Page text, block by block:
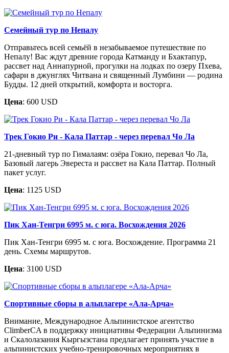
Семейный тур по Непалу
Отправьтесь всей семьёй в незабываемое путешествие по
Непалу! Вас ждут древние города Катманду и Бхактапур,
рассвет над Аннапурной, прогулки на лодках по озеру Пхева,
сафари в джунглях Читвана и священный Лумбини — родина
Будды. 12 дней открытий, комфорта и восторга.
Цена: 600 USD
Трек Гокио Ри - Кала Паттар - через перевал Чо Ла
21-дневный тур по Гималаям: озёра Гокио, перевал Чо Ла,
Базовый лагерь Эвереста и рассвет на Кала Паттар. Полный
пакет услуг.
Цена: 1125 USD
Пик Хан-Тенгри 6995 м. c юга. Восхождения 2026
Пик Хан-Тенгри 6995 м. с юга. Восхождение. Программа 21
день. Схемы маршрутов.
Цена: 3100 USD
Спортивные сборы в альплагере «Ала-Арча»
Внимание, Международное Альпинистское агентство
ClimberCA в поддержку инициативы Федерации Альпинизма
и Скалолазания Кыргызстана предлагает принять участие в
альпинистских учебно-тренировочных мероприятиях в